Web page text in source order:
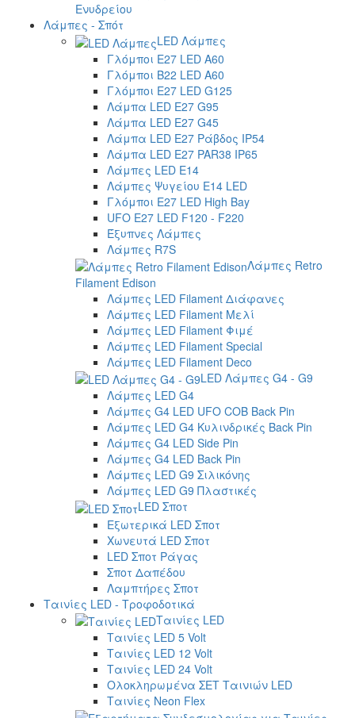
Ενυδρείου
Λάμπες - Σπότ
LED Λάμπες
Γλόμποι E27 LED A60
Γλόμποι B22 LED A60
Γλόμποι E27 LED G125
Λάμπα LED E27 G95
Λάμπα LED E27 G45
Λάμπα LED E27 Ράβδος IP54
Λάμπα LED E27 PAR38 IP65
Λάμπες LED E14
Λάμπες Ψυγείου E14 LED
Γλόμποι E27 LED High Bay
UFO E27 LED F120 - F220
Έξυπνες Λάμπες
Λάμπες R7S
Λάμπες Retro
Filament Edison
Λάμπες LED Filament Διάφανες
Λάμπες LED Filament Μελί
Λάμπες LED Filament Φιμέ
Λάμπες LED Filament Special
Λάμπες LED Filament Deco
LED Λάμπες G4 - G9
Λάμπες LED G4
Λάμπες G4 LED UFO COB Back Pin
Λάμπες LED G4 Κυλινδρικές Back Pin
Λάμπες G4 LED Side Pin
Λάμπες G4 LED Back Pin
Λάμπες LED G9 Σιλικόνης
Λάμπες LED G9 Πλαστικές
LED Σποτ
Εξωτερικά LED Σποτ
Χωνευτά LED Σποτ
LED Σποτ Ράγας
Σποτ Δαπέδου
Λαμπτήρες Σποτ
Ταινίες LED - Τροφοδοτικά
Ταινίες LED
Ταινίες LED 5 Volt
Ταινίες LED 12 Volt
Ταινίες LED 24 Volt
Ολοκληρωμένα ΣΕΤ Ταινιών LED
Ταινίες Neon Flex